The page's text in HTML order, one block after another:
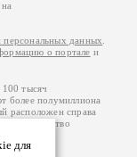
для
персональных данных
о портале и
тысяч
более полумиллиона
расположен справа
количество